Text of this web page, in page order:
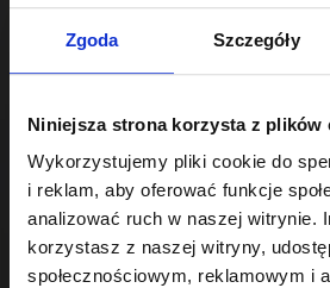
Zgoda Szczegóły
Niniejsza strona korzysta z plików
Wykorzystujemy pliki cookie do
i reklam, aby oferować funkcje
analizować ruch w naszej witrynie.
korzystasz z naszej witryny,
społecznościowym, reklamowym i